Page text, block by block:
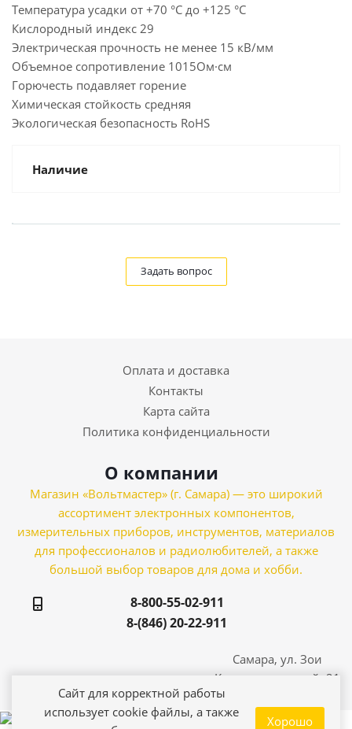
Температура усадки от +70 °С до +125 °С
Кислородный индекс 29
Электрическая прочность не менее 15 кВ/мм
Объемное сопротивление 1015Ом·см
Горючесть подавляет горение
Химическая стойкость средняя
Экологическая безопасность RoHS
Наличие
Задать вопрос
Оплата и доставка
Контакты
Карта сайта
Политика конфиденциальности
О компании
Магазин «Вольтмастер» (г. Самара) — это широкий
ассортимент электронных компонентов,
измерительных приборов, инструментов, материалов
для профессионалов и радиолюбителей, а также
большой выбор товаров для дома и хобби.
8-800-55-02-911
8-(846) 20-22-911
Самара, ул. Зои
Космодемьянской, 21
Сайт для корректной работы
использует cookie файлы, а также
Хорошо